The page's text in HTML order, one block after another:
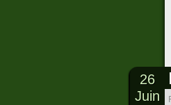
26
Juin